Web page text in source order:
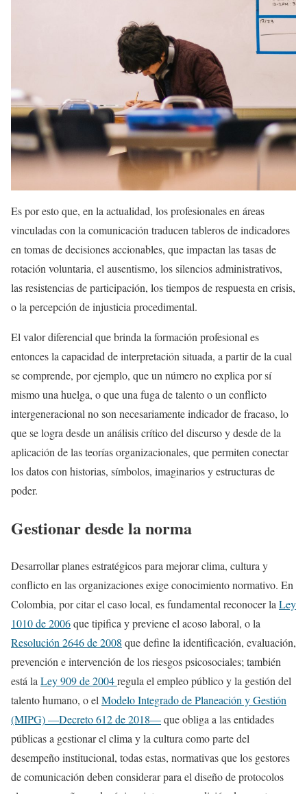
Es por esto que, en la actualidad, los profesionales en áreas
vinculadas con la comunicación traducen tableros de indicadores
en tomas de decisiones accionables, que impactan las tasas de
rotación voluntaria, el ausentismo, los silencios administrativos,
las resistencias de participación, los tiempos de respuesta en crisis,
o la percepción de injusticia procedimental.
El valor diferencial que brinda la formación profesional es
entonces la capacidad de interpretación situada, a partir de la cual
se comprende, por ejemplo, que un número no explica por sí
mismo una huelga, o que una fuga de talento o un conflicto
intergeneracional no son necesariamente indicador de fracaso, lo
que se logra desde un análisis crítico del discurso y desde de la
aplicación de las teorías organizacionales, que permiten conectar
los datos con historias, símbolos, imaginarios y estructuras de
poder.
Gestionar desde la norma
Desarrollar planes estratégicos para mejorar clima, cultura y
conflicto en las organizaciones exige conocimiento normativo. En
Colombia, por citar el caso local, es fundamental reconocer laLey
1010 de 2006que tipifica y previene el acoso laboral, o la
Resolución 2646 de 2008 que define la identificación, evaluación,
prevención e intervención de los riesgos psicosociales; también
está laLey 909 de 2004regula el empleo público y la gestión del
talento humano, o elModelo Integrado de Planeación y Gestión
(MIPG) —Decreto 612 de 2018—que obliga a las entidades
públicas a gestionar el clima y la cultura como parte del
desempeño institucional, todas estas, normativas que los gestores
de comunicación deben considerar para el diseño de protocolos